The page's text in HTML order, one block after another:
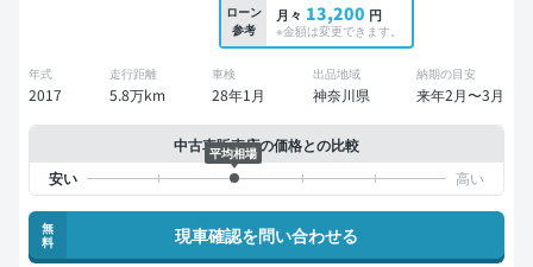
ローン
参考
月々 13,200 円
※金額は変更できます。
年式
2017
走行距離
5.8万km
車検
28年1月
出品地域
神奈川県
納期の目安
来年2月〜3月
中古車販売店の価格との比較
平均相場
無
料
現車確認を問い合わせる